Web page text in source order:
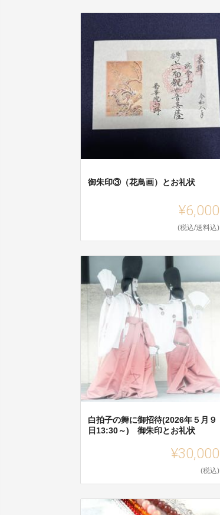
御朱印③（花鳥画）とお礼状
¥6,000
(税込/送料込)
白拍子の舞に御招待(2026年５月９
日13:30～) 御朱印とお礼状
¥30,000
(税込)